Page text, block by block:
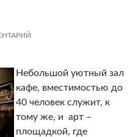
Небольшой уютный зал
кафе, вместимостью до
40 человек служит, к
тому же, и арт –
площадкой, где